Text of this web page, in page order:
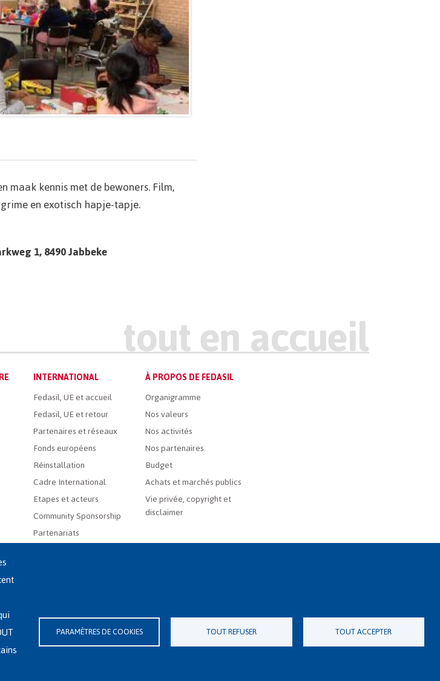
kennis met de bewoners. Film,
en exotisch hapje-tapje.
1, 8490 Jabbeke
INTERNATIONAL
Fedasil, UE et accueil
Fedasil, UE et retour
Partenaires et réseaux
Fonds européens
Réinstallation
Cadre International
Etapes et acteurs
Community Sponsorship
Partenariats
À PROPOS DE FEDASIL
Organigramme
Nos valeurs
Nos activités
Nos partenaires
Budget
Achats et marchés publics
Vie privée, copyright et
disclaimer
aux cookies
PARAMÈTRES DE COOKIES TOUT REFUSER TOUT ACCEPTER